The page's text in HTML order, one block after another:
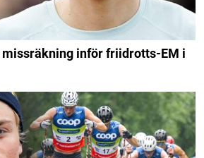
inför friidrotts-EM i